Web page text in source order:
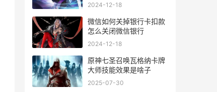
2024-12-18
微信如何关掉银行卡扣款
怎么关闭微信银行
2024-12-18
原神七圣召唤瓦格纳卡牌
大师技能效果是啥子
2025-07-30